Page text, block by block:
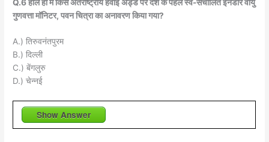
Q.6 हाल ही में किस अंतर्राष्ट्रीय हवाई अड्डे पर देश के पहले स्व-संचालित इनडोर वायु
गुणवत्ता मॉनिटर, पवन चित्रा का अनावरण किया गया?
A.) तिरुवनंतपुरम
B.) दिल्ली
C.) बेंगलुरु
D.) चेन्नई
Show Answer